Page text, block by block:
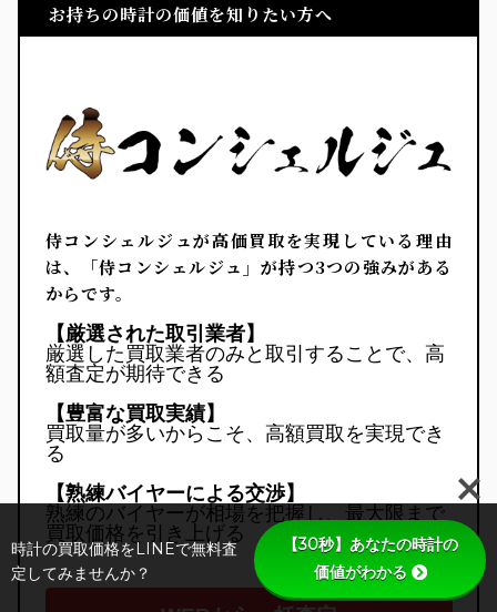
お持ちの時計の価値を知りたい方へ
侍コンシェルジュが高価買取を実現している理由
は、「侍コンシェルジュ 」が持つ3つの強みがある
からです。
【厳選された取引業者】
厳選した買取業者のみと取引することで、高
額査定が期待できる
【豊富な買取実績】
買取量が多いからこそ、高額買取を実現でき
る
【熟練バイヤーによる交渉】
熟練のバイヤーが相場を把握し、最大限まで
買取価格を引き上げる
時計の買取価格をLINEで無料査
定してみませんか？
【30秒】あなたの時計の
価値がわかる